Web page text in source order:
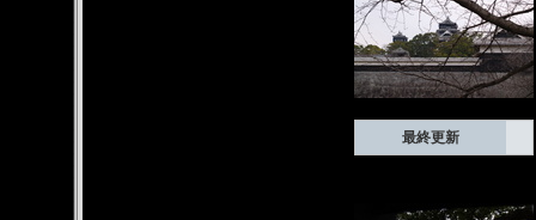
最終更新